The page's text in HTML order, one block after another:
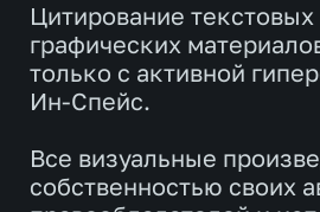
Цитирование
графических
только с активной
Ин-Спейс.
Все визуальные
собственностью своих